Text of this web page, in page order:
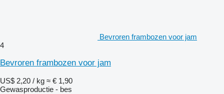
Bevroren frambozen voor jam
4
Bevroren frambozen voor jam
US$ 2,20 / kg ≈ € 1,90
Gewasproductie - bes